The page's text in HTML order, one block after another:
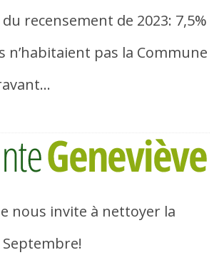
recensement de 2023: 7,5%
n’habitaient pas la Commune
nous invite à nettoyer la